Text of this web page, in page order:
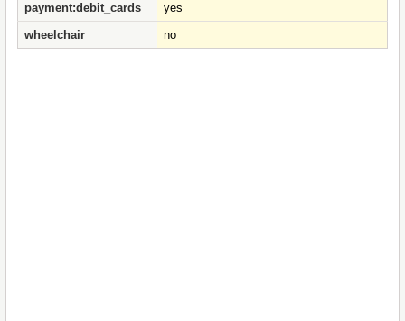
payment:debit_cards
yes
wheelchair
no